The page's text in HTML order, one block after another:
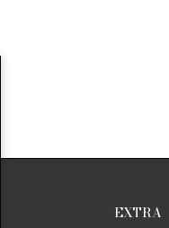
EXTRA